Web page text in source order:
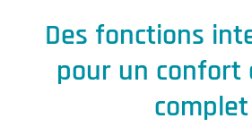
Des fonctions
pour un confort
complet